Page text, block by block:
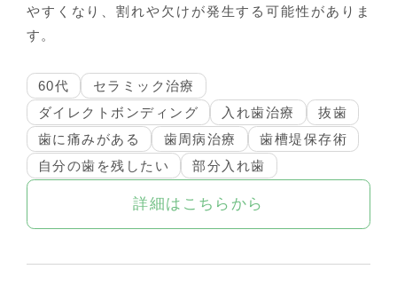
やすくなり、割れや欠けが発生する可能性がありま
す。
60代
セラミック治療
ダイレクトボンディング
入れ歯治療
抜歯
歯に痛みがある
歯周病治療
歯槽堤保存術
自分の歯を残したい
部分入れ歯
詳細はこちらから